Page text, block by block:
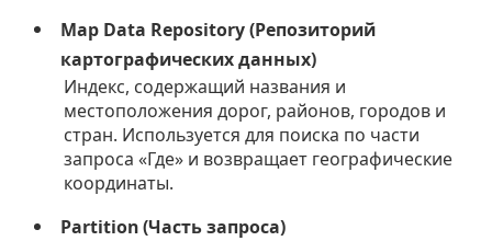
Map Data Repository (Репозиторий
картографических данных)
Индекс, содержащий названия и
местоположения дорог, районов, городов и
стран. Используется для поиска по части
запроса «Где» и возвращает географические
координаты.
Partition (Часть запроса)